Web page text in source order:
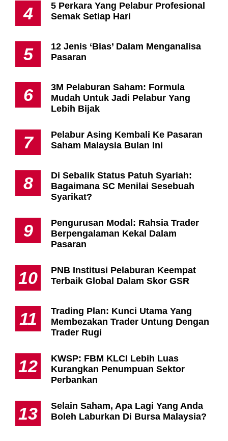
4
5 Perkara Yang Pelabur Profesional
Semak Setiap Hari
5
12 Jenis ‘Bias’ Dalam Menganalisa
Pasaran
6
3M Pelaburan Saham: Formula
Mudah Untuk Jadi Pelabur Yang
Lebih Bijak
7
Pelabur Asing Kembali Ke Pasaran
Saham Malaysia Bulan Ini
8
Di Sebalik Status Patuh Syariah:
Bagaimana SC Menilai Sesebuah
Syarikat?
9
Pengurusan Modal: Rahsia Trader
Berpengalaman Kekal Dalam
Pasaran
10
PNB Institusi Pelaburan Keempat
Terbaik Global Dalam Skor GSR
11
Trading Plan: Kunci Utama Yang
Membezakan Trader Untung Dengan
Trader Rugi
12
KWSP: FBM KLCI Lebih Luas
Kurangkan Penumpuan Sektor
Perbankan
13
Selain Saham, Apa Lagi Yang Anda
Boleh Laburkan Di Bursa Malaysia?